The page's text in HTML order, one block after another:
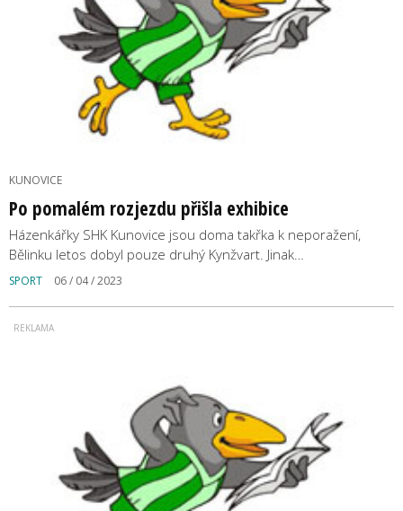
KUNOVICE
Po pomalém rozjezdu přišla exhibice
Házenkářky SHK Kunovice jsou doma takřka k neporažení,
Bělinku letos dobyl pouze druhý Kynžvart. Jinak…
SPORT 06 / 04 / 2023